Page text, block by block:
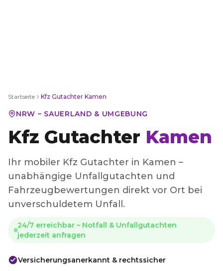
Startseite Kfz Gutachter Kamen
NRW – SAUERLAND & UMGEBUNG
Kfz Gutachter Kamen
Ihr mobiler Kfz Gutachter in Kamen –
unabhängige Unfallgutachten und
Fahrzeugbewertungen direkt vor Ort bei
unverschuldetem Unfall.
24/7 erreichbar – Notfall & Unfallgutachten
jederzeit anfragen
Versicherungsanerkannt & rechtssicher